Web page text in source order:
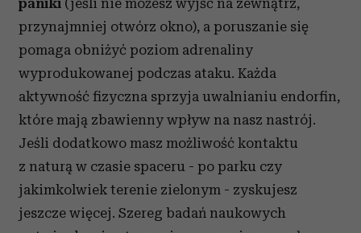
przynajmniej otwórz okno), a poruszanie się
pomaga obniżyć poziom adrenaliny
wyprodukowanej podczas ataku. Każda
aktywność fizyczna sprzyja uwalnianiu endorfin,
które mają zbawienny wpływ na nasz nastrój.
Jeśli dodatkowo masz możliwość kontaktu
z naturą w czasie spaceru - po parku czy
jakimkolwiek terenie zielonym - zyskujesz
jeszcze więcej. Szereg badań naukowych